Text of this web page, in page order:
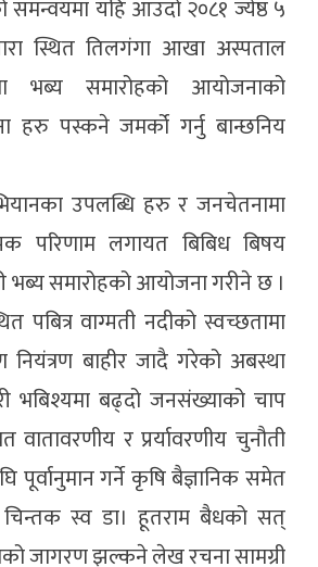
यहि आउदो २०८१ ज्येष्ठ ५
स्थित तिलगंगा आखा अस्पताल
भब्य समारोहको आयोजनाको
हरु पस्कने जमर्को गर्नु बान्छनिय
उपलब्धि हरु र जनचेतनामा
परिणाम लगायत बिबिध बिषय
समारोहको आयोजना गरीने छ ।
पबित्र वाग्मती नदीको स्वच्छतामा
नियंत्रण बाहीर जादै गरेको अबस्था
भबिश्यमा बढ्दो जनसंख्याको चाप
र प्रर्यावरणीय चुनौती
गर्ने कृषि बैज्ञानिक समेत
स्व डा। हूतराम बैधको सत्
जागरण झल्कने लेख रचना सामग्री